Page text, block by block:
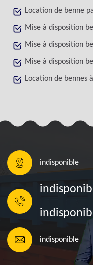
Location de benne
Mise à disposition
Mise à disposition
Mise à disposition
Location de bennes
indisponible
indisponible